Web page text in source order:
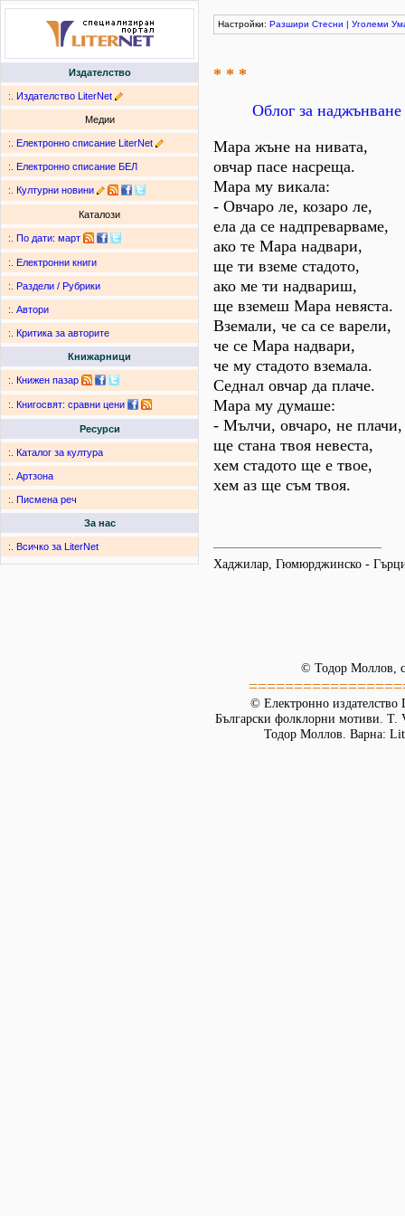
Издателство
:. Издателство LiterNet
Медии
:. Електронно списание LiterNet
:. Електронно списание БЕЛ
:. Културни новини
Каталози
:. По дати: март
:. Електронни книги
:. Раздели / Рубрики
:. Автори
:. Критика за авторите
Книжарници
:. Книжен пазар
:. Книгосвят: сравни цени
Ресурси
:. Каталог за култура
:. Артзона
:. Писмена реч
За нас
:. Всичко за LiterNet
Настройки: Разшири Стесни | Уголеми
* * *
Облог за
Мара жъне на нивата,
овчар пасе насреща.
Мара му викала:
- Овчаро ле, козаро ле,
ела да се надпреварваме,
ако те Мара надвари,
ще ти вземе стадото,
ако ме ти надвариш,
ще вземеш Мара невяста.
Вземали, че са се варели,
че се Мара надвари,
че му стадото вземала.
Седнал овчар да плаче.
Мара му думаше:
- Мълчи, овчаро, не плачи,
ще стана твоя невеста,
хем стадото ще е твое,
хем аз ще съм твоя.
Хаджилар, Гюмюрджинско -
© Тодор Моллов,
© Електронно издателство
Български фолклорни мотиви.
Тодор Моллов. Варна: